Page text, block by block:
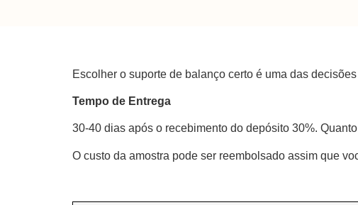
Escolher o suporte de balanço certo é uma das
Tempo de Entrega
30-40 dias após o recebimento do depósito 30%.
O custo da amostra pode ser reembolsado assim que